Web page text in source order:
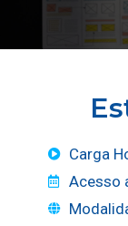
Carga
Acesso